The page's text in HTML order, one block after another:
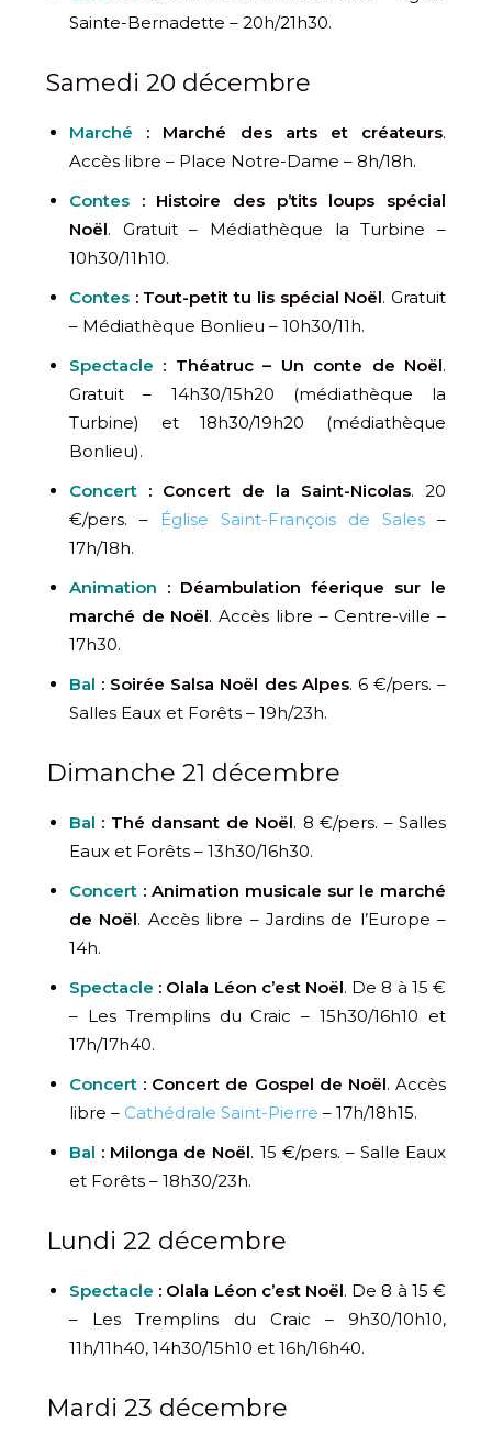
Sainte-Bernadette – 20h/21h30.
Samedi 20 décembre
Marché : Marché des arts et créateurs.
Accès libre – Place Notre-Dame – 8h/18h.
Contes : Histoire des p’tits loups spécial
Noël. Gratuit – Médiathèque la Turbine –
10h30/11h10.
Contes : Tout-petit tu lis spécial Noël. Gratuit
– Médiathèque Bonlieu – 10h30/11h.
Spectacle : Théatruc – Un conte de Noël.
Gratuit – 14h30/15h20 (médiathèque la
Turbine) et 18h30/19h20 (médiathèque
Bonlieu).
Concert : Concert de la Saint-Nicolas. 20
€/pers. –
Église Saint-François de Sales –
17h/18h.
Animation : Déambulation féerique sur le
marché de Noël. Accès libre – Centre-ville –
17h30.
Bal : Soirée Salsa Noël des Alpes. 6 €/pers. –
Salles Eaux et Forêts – 19h/23h.
Dimanche 21 décembre
Bal : Thé dansant de Noël. 8 €/pers. – Salles
Eaux et Forêts – 13h30/16h30.
Concert : Animation musicale sur le marché
de Noël. Accès libre – Jardins de l’Europe –
14h.
Spectacle : Olala Léon c’est Noël. De 8 à 15 €
– Les Tremplins du Craic – 15h30/16h10 et
17h/17h40.
Concert : Concert de Gospel de Noël. Accès
libre – Cathédrale Saint-Pierre – 17h/18h15.
Bal : Milonga de Noël. 15 €/pers. – Salle Eaux
et Forêts – 18h30/23h.
Lundi 22 décembre
Spectacle : Olala Léon c’est Noël. De 8 à 15 €
– Les Tremplins du Craic – 9h30/10h10,
11h/11h40, 14h30/15h10 et 16h/16h40.
Mardi 23 décembre